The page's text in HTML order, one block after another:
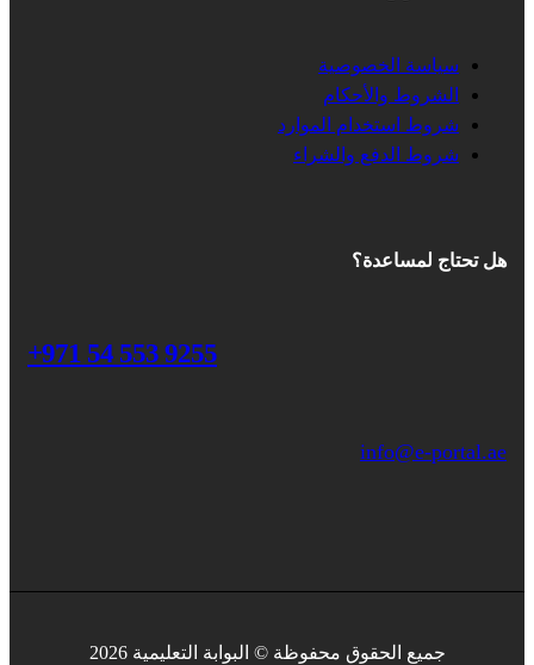
سياسة الخصوصية
الشروط والأحكام
شروط استخدام الموارد
شروط الدفع والشراء
هل تحتاج لمساعدة؟
+971 54 553 9255
info@e-portal.ae
جميع الحقوق محفوظة © البوابة التعليمية 2026